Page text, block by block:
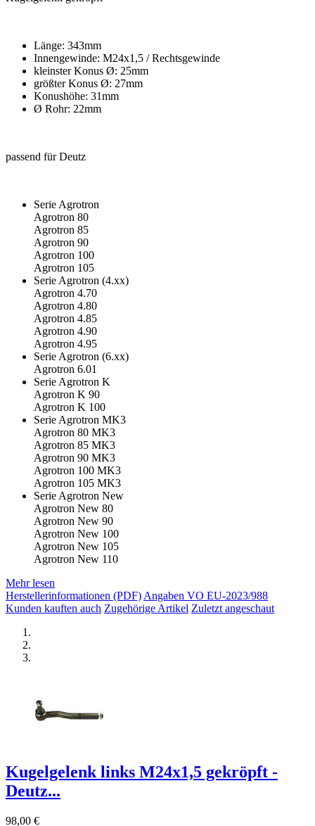
Länge: 343mm
Innengewinde: M24x1,5 / Rechtsgewinde
kleinster Konus Ø: 25mm
größter Konus Ø: 27mm
Konushöhe: 31mm
Ø Rohr: 22mm
passend für Deutz
Serie Agrotron
Agrotron 80
Agrotron 85
Agrotron 90
Agrotron 100
Agrotron 105
Serie Agrotron (4.xx)
Agrotron 4.70
Agrotron 4.80
Agrotron 4.85
Agrotron 4.90
Agrotron 4.95
Serie Agrotron (6.xx)
Agrotron 6.01
Serie Agrotron K
Agrotron K 90
Agrotron K 100
Serie Agrotron MK3
Agrotron 80 MK3
Agrotron 85 MK3
Agrotron 90 MK3
Agrotron 100 MK3
Agrotron 105 MK3
Serie Agrotron New
Agrotron New 80
Agrotron New 90
Agrotron New 100
Agrotron New 105
Agrotron New 110
Mehr lesen
Herstellerinformationen (PDF)Angaben VO EU-2023/988
Kunden kauften auch Zugehörige Artikel Zuletzt angeschaut
Kugelgelenk links M24x1,5 gekröpft -
Deutz...
98,00 €